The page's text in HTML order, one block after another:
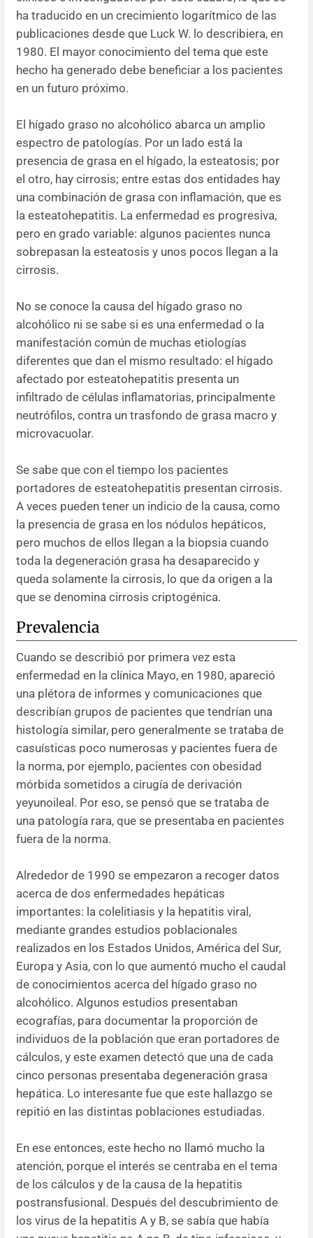
ha traducido en un crecimiento logarítmico de las
publicaciones desde que Luck W. lo describiera, en
1980. El mayor conocimiento del tema que este
hecho ha generado debe beneficiar a los pacientes
en un futuro próximo.
El hígado graso no alcohólico abarca un amplio
espectro de patologías. Por un lado está la
presencia de grasa en el hígado, la esteatosis; por
el otro, hay cirrosis; entre estas dos entidades hay
una combinación de grasa con inflamación, que es
la esteatohepatitis. La enfermedad es progresiva,
pero en grado variable: algunos pacientes nunca
sobrepasan la esteatosis y unos pocos llegan a la
cirrosis.
No se conoce la causa del hígado graso no
alcohólico ni se sabe si es una enfermedad o la
manifestación común de muchas etiologías
diferentes que dan el mismo resultado: el hígado
afectado por esteatohepatitis presenta un
infiltrado de células inflamatorias, principalmente
neutrófilos, contra un trasfondo de grasa macro y
microvacuolar.
Se sabe que con el tiempo los pacientes
portadores de esteatohepatitis presentan cirrosis.
A veces pueden tener un indicio de la causa, como
la presencia de grasa en los nódulos hepáticos,
pero muchos de ellos llegan a la biopsia cuando
toda la degeneración grasa ha desaparecido y
queda solamente la cirrosis, lo que da origen a la
que se denomina cirrosis criptogénica.
Prevalencia
Cuando se describió por primera vez esta
enfermedad en la clínica Mayo, en 1980, apareció
una plétora de informes y comunicaciones que
describían grupos de pacientes que tendrían una
histología similar, pero generalmente se trataba de
casuísticas poco numerosas y pacientes fuera de
la norma, por ejemplo, pacientes con obesidad
mórbida sometidos a cirugía de derivación
yeyunoileal. Por eso, se pensó que se trataba de
una patología rara, que se presentaba en pacientes
fuera de la norma.
Alrededor de 1990 se empezaron a recoger datos
acerca de dos enfermedades hepáticas
importantes: la colelitiasis y la hepatitis viral,
mediante grandes estudios poblacionales
realizados en los Estados Unidos, América del Sur,
Europa y Asia, con lo que aumentó mucho el caudal
de conocimientos acerca del hígado graso no
alcohólico. Algunos estudios presentaban
ecografías, para documentar la proporción de
individuos de la población que eran portadores de
cálculos, y este examen detectó que una de cada
cinco personas presentaba degeneración grasa
hepática. Lo interesante fue que este hallazgo se
repitió en las distintas poblaciones estudiadas.
En ese entonces, este hecho no llamó mucho la
atención, porque el interés se centraba en el tema
de los cálculos y de la causa de la hepatitis
postransfusional. Después del descubrimiento de
los virus de la hepatitis A y B, se sabía que había